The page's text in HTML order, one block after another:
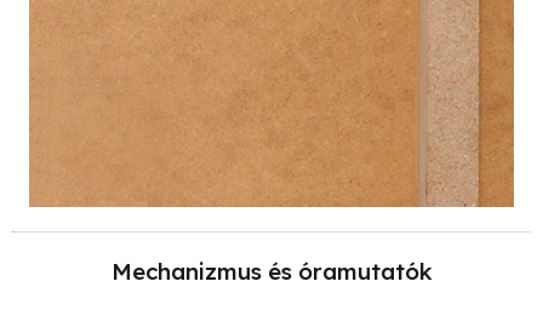
Mechanizmus és óramutatók